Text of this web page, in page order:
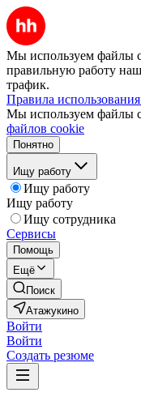
Мы используем файлы
правильную работу
трафик.
Правила
Мы используем файлы
файлов cookie
Понятно
Ищу работу
Ищу работу
Ищу работу
Ищу сотрудника
Сервисы
Помощь
Ещё
Поиск
Атажукино
Войти
Войти
Создать резюме